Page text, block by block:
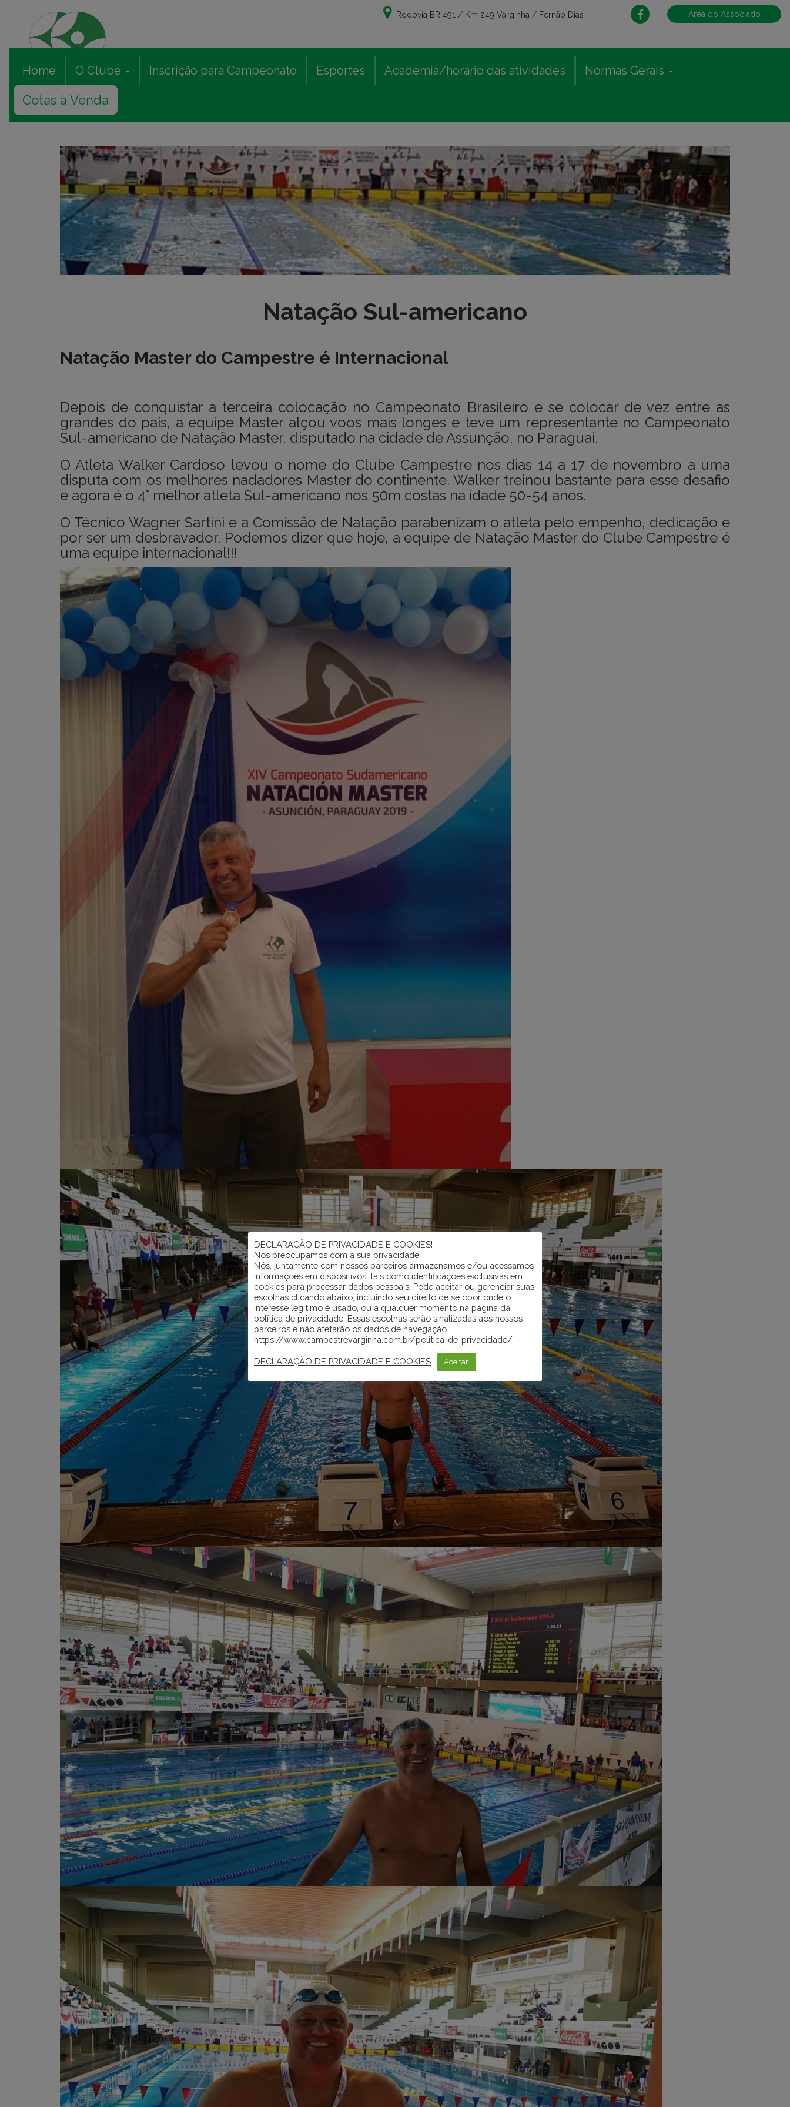
Rodovia BR 491 / Km 249 Varginha / Fernão Dias Área do Associado
Home O Clube Inscrição para Campeonato Esportes Academia/horário das atividades Normas Gerais
Cotas à Venda
Natação Sul-americano
Natação Master do Campestre é Internacional
Depois de conquistar a terceira colocação no Campeonato Brasileiro e se colocar de vez entre as
grandes do país, a equipe Master alçou voos mais longes e teve um representante no Campeonato
Sul-americano de Natação Master, disputado na cidade de Assunção, no Paraguai.
O Atleta Walker Cardoso levou o nome do Clube Campestre nos dias 14 a 17 de novembro a uma
disputa com os melhores nadadores Master do continente. Walker treinou bastante para esse desafio
e agora é o 4° melhor atleta Sul-americano nos 50m costas na idade 50-54 anos.
O Técnico Wagner Sartini e a Comissão de Natação parabenizam o atleta pelo empenho, dedicação e
por ser um desbravador. Podemos dizer que hoje, a equipe de Natação Master do Clube Campestre é
uma equipe internacional!!!
DECLARAÇÃO DE PRIVACIDADE E COOKIES!
Nos preocupamos com a sua privacidade
Nós, juntamente com nossos parceiros armazenamos e/ou acessamos
informações em dispositivos, tais como identificações exclusivas em
cookies para processar dados pessoais. Pode aceitar ou gerenciar suas
escolhas clicando abaixo, incluindo seu direito de se opor onde o
interesse legítimo é usado, ou a qualquer momento na página da
política de privacidade. Essas escolhas serão sinalizadas aos nossos
parceiros e não afetarão os dados de navegação.
https://www.campestrevarginha.com.br/politica-de-privacidade/
DECLARAÇÃO DE PRIVACIDADE E COOKIES Aceitar